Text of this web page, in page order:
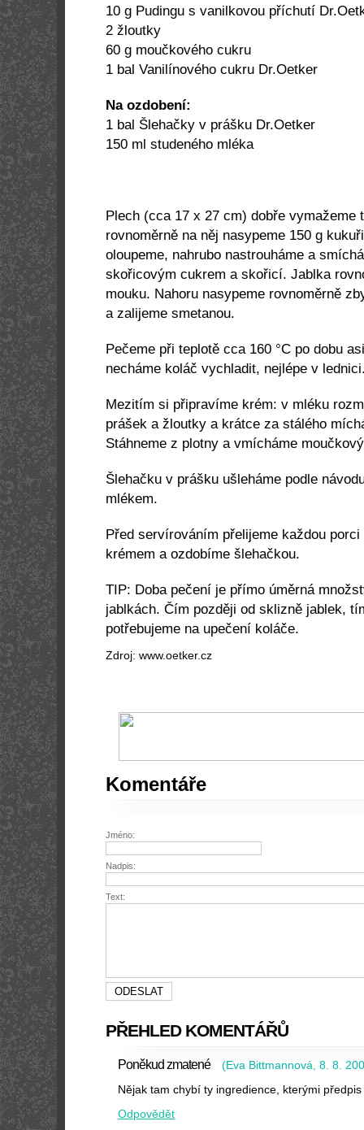
10 g Pudingu s vanilkovou příchutí
2 žloutky
60 g moučkového cukru
1 bal Vanilínového cukru Dr.Oetker
Na ozdobení:
1 bal Šlehačky v prášku Dr.Oetker
150 ml studeného mléka
Plech (cca 17 x 27 cm) dobře vymažeme
rovnoměrně na něj nasypeme 150 g
oloupeme, nahrubo nastrouháme a
skořicovým cukrem a skořicí. Jablka
mouku. Nahoru nasypeme rovnoměrně
a zalijeme smetanou.
Pečeme při teplotě cca 160 °C po dobu
necháme koláč vychladit, nejlépe v
Mezitím si připravíme krém: v mléku
prášek a žloutky a krátce za stálého
Stáhneme z plotny a vmícháme
Šlehačku v prášku ušleháme podle
mlékem.
Před servírováním přelijeme každou
krémem a ozdobíme šlehačkou.
TIP: Doba pečení je přímo úměrná
jablkách. Čím později od sklizně jablek,
potřebujeme na upečení koláče.
Zdroj: www.oetker.cz
Komentáře
Jméno:
Nadpis:
Text:
PŘEHLED KOMENTÁŘŮ
Poněkud zmatené (Eva Bittmannová 8. 8.
Nějak tam chybí ty ingredience, kterými
Odpovědět